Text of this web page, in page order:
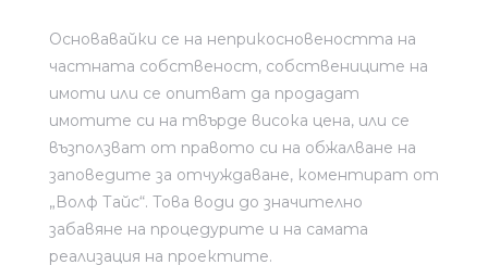
Основавайки се на неприкосновеността на
частната собственост, собствениците на
имоти или се опитват да продадат
имотите си на твърде висока цена, или се
възползват от правото си на обжалване на
заповедите за отчуждаване, коментират от
„Волф Тайс“. Това води до значително
забавяне на процедурите и на самата
реализация на проектите.